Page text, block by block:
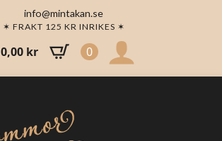
info@mintakan.se
✶ FRAKT 125 KR INRIKES ✶
0,00 kr 0